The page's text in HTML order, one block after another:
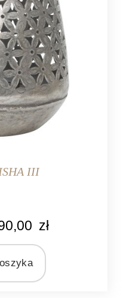
III
zł